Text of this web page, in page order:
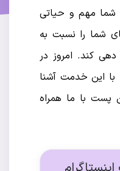
شما مهم و حیاتی
شما را نسبت به
کند. امروز در
این خدمت آشنا
پست با ما همراه